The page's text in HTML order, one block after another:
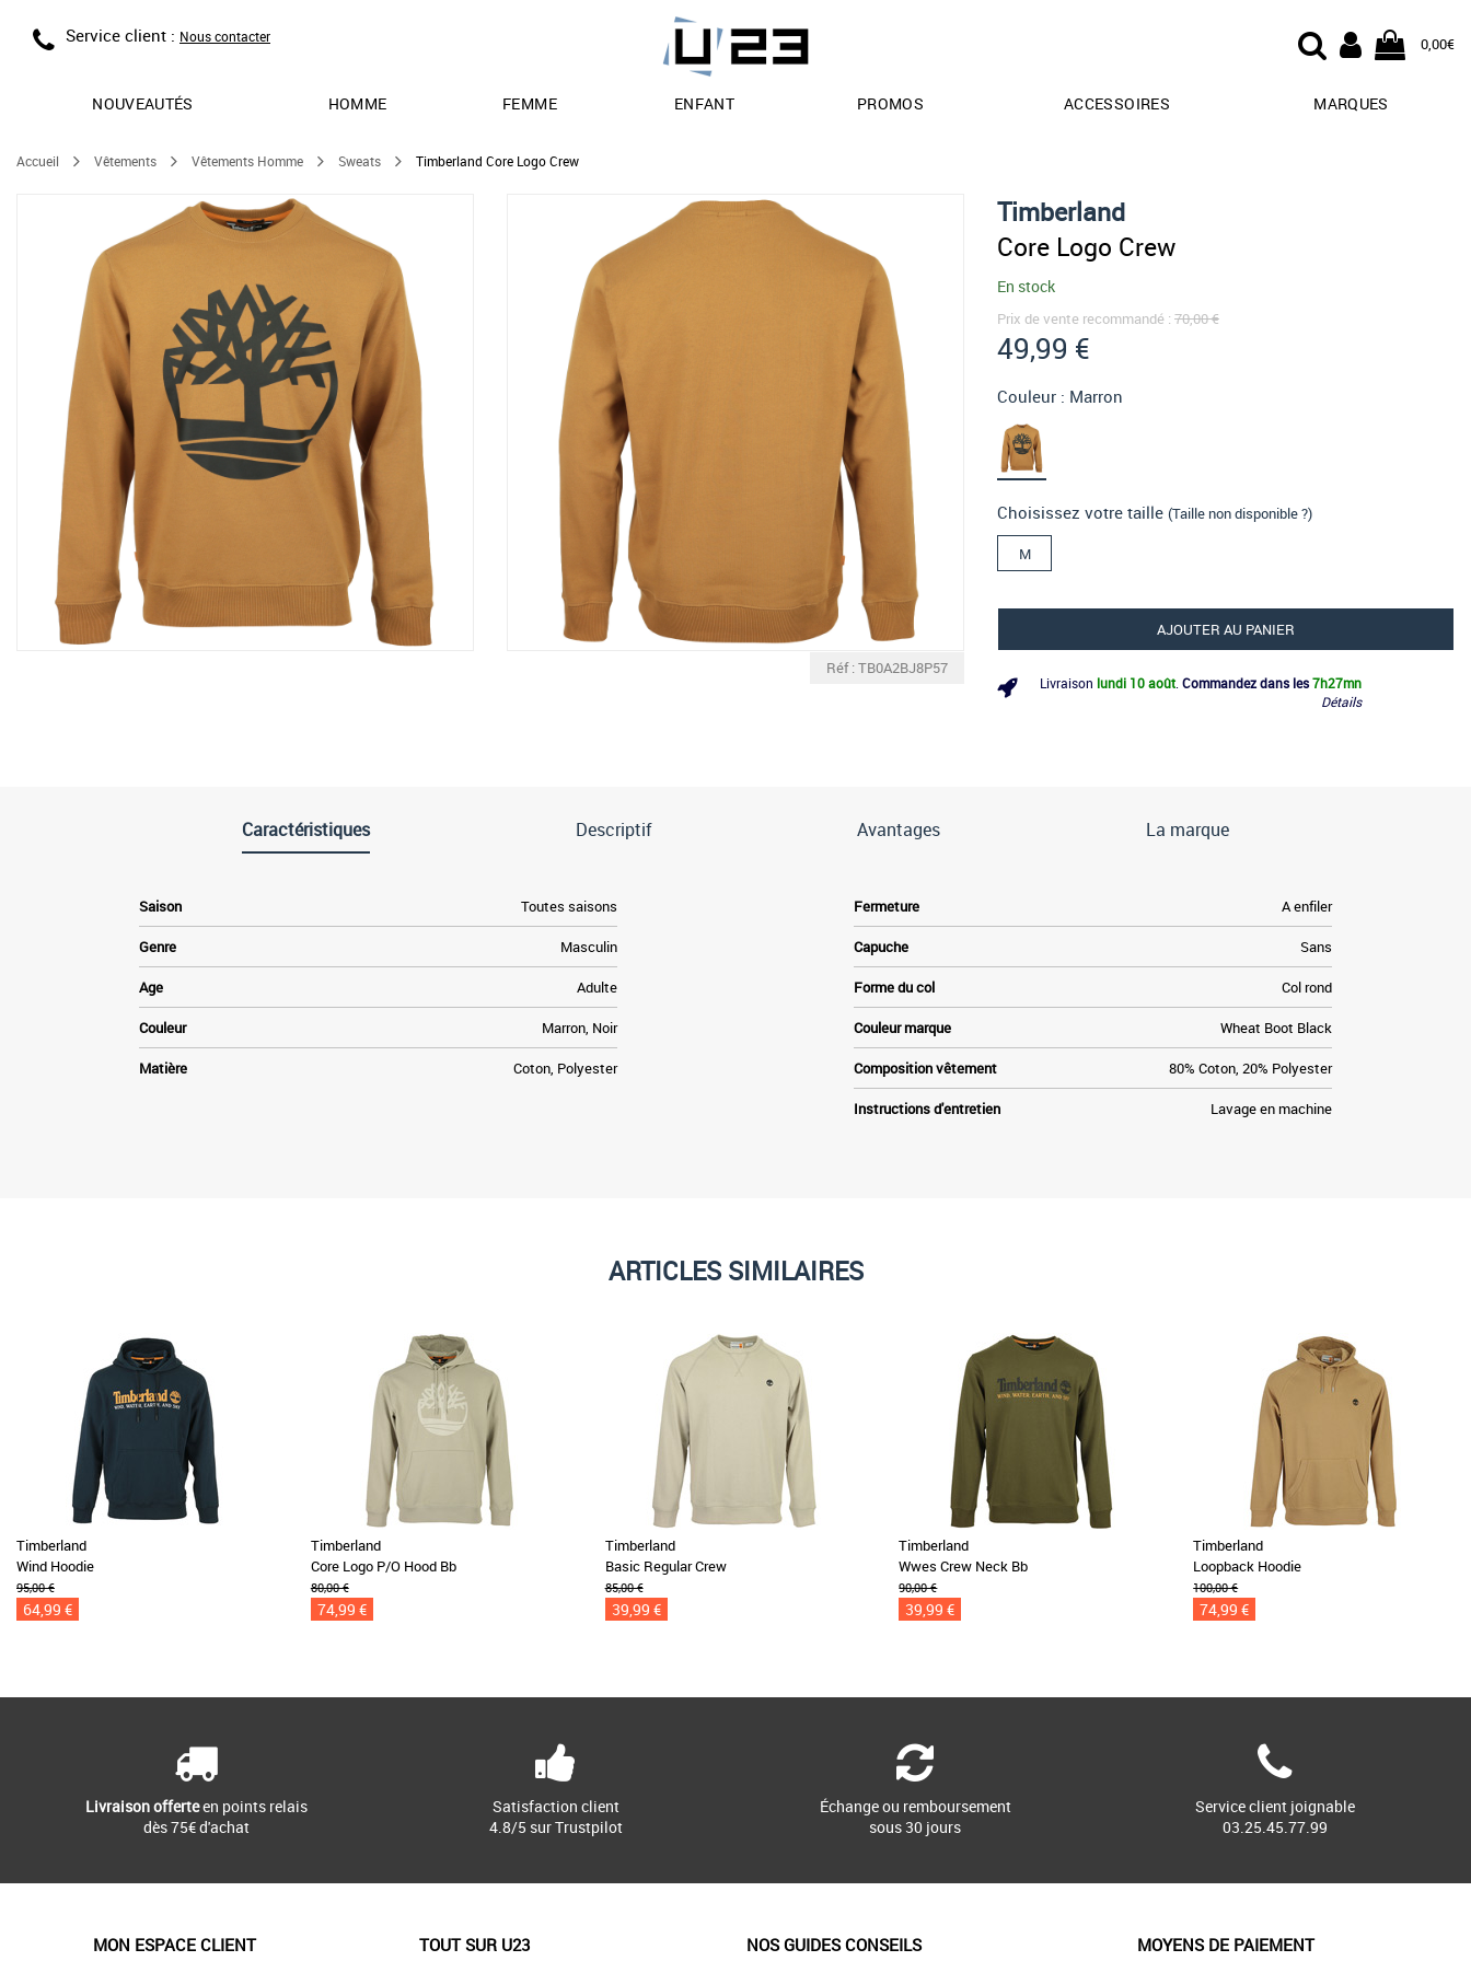
Service client : Nous contacter 0,00€
NOUVEAUTÉS HOMME FEMME ENFANT PROMOS ACCESSOIRES MARQUES
Accueil Vêtements Vêtements Homme Sweats Timberland Core Logo Crew
Réf : TB0A2BJ8P57
Timberland
Core Logo Crew
En stock
Prix de vente recommandé : 70,00 €
49,99 €
Couleur : Marron
Choisissez votre taille (Taille non disponible ?)
M
AJOUTER AU PANIER
Livraison lundi 10 août Commandez dans les7h27mn
Détails
Caractéristiques Descriptif Avantages La marque
Saison Toutes saisons
Genre Masculin
Age Adulte
Couleur Marron, Noir
Matière Coton, Polyester
Fermeture A enfiler
Capuche Sans
Forme du col Col rond
Couleur marque Wheat Boot Black
Composition vêtement 80% Coton, 20% Polyester
Instructions d'entretien Lavage en machine
ARTICLES SIMILAIRES
Timberland
Wind Hoodie
95,00 €
64,99 €
Timberland
Core Logo P/O Hood Bb
80,00 €
74,99 €
Timberland
Basic Regular Crew
85,00 €
39,99 €
Timberland
Wwes Crew Neck Bb
90,00 €
39,99 €
Timberland
Loopback Hoodie
100,00 €
74,99 €
Livraison offerteen points relais
dès 75€ d'achat
Satisfaction client
4.8/5 sur Trustpilot
Échange ou remboursement
sous 30 jours
Service client joignable
03.25.45.77.99
MON ESPACE CLIENT TOUT SUR U23 NOS GUIDES CONSEILS MOYENS DE PAIEMENT